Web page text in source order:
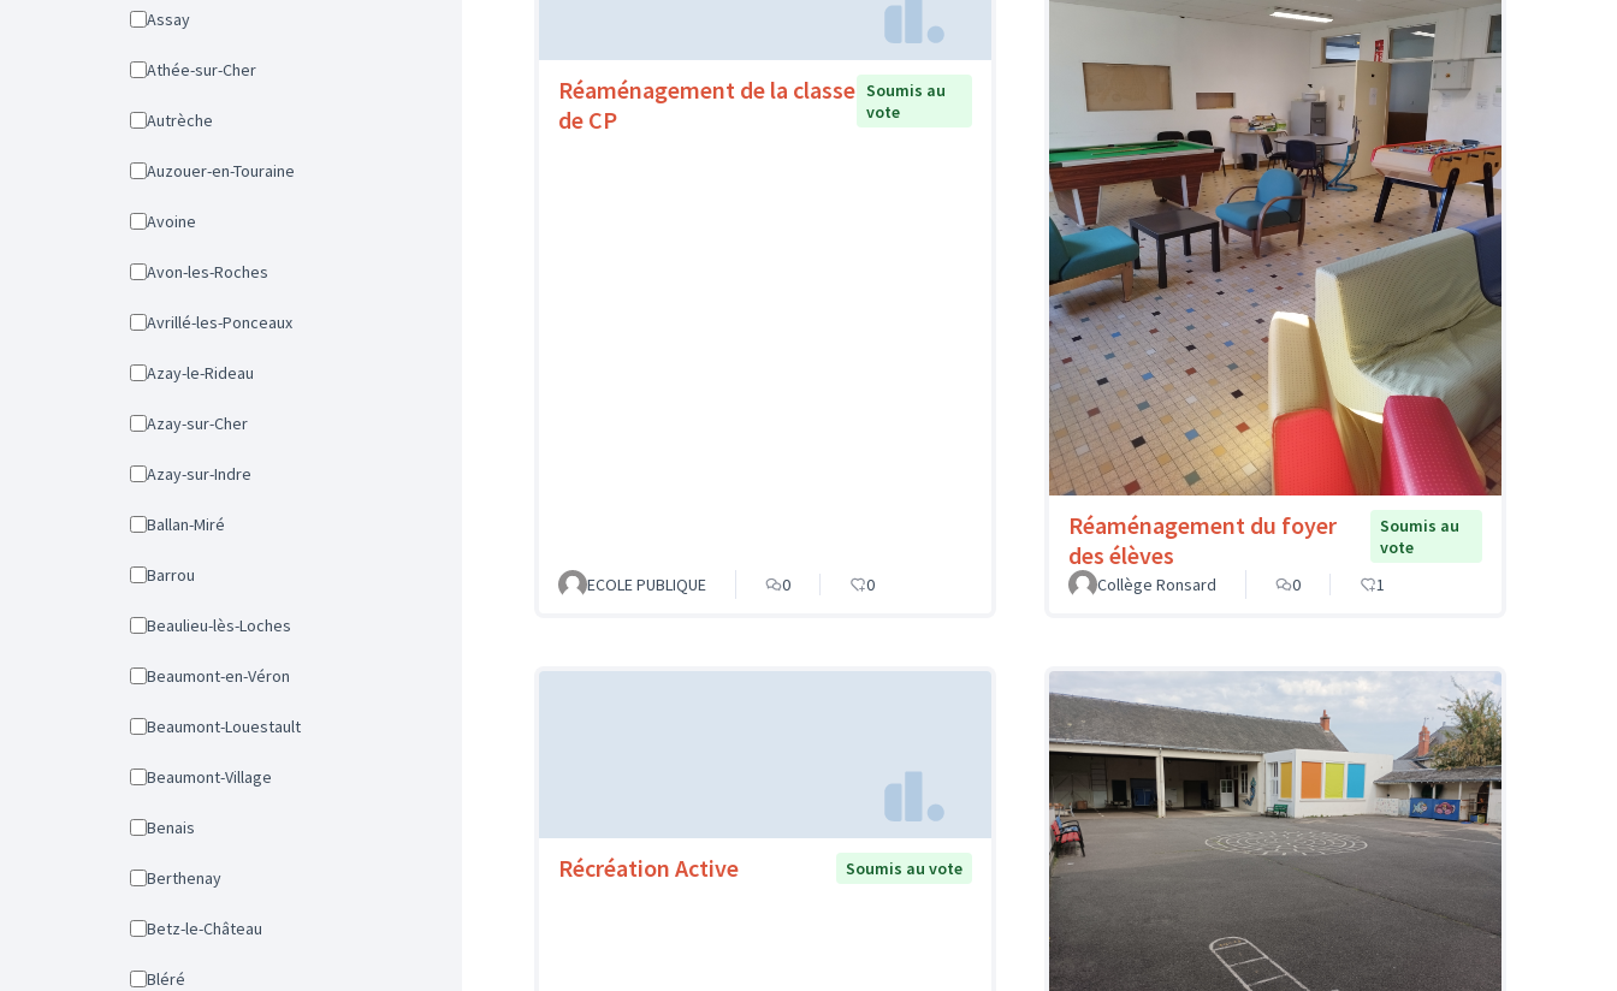
Assay
Athée-sur-Cher
Autrèche
Auzouer-en-Touraine
Avoine
Avon-les-Roches
Avrillé-les-Ponceaux
Azay-le-Rideau
Azay-sur-Cher
Azay-sur-Indre
Ballan-Miré
Barrou
Beaulieu-lès-Loches
Beaumont-en-Véron
Beaumont-Louestault
Beaumont-Village
Benais
Berthenay
Betz-le-Château
Bléré
Réaménagement de la classe
de CP
Soumis au
vote
ECOLE PUBLIQUE 0 0
Réaménagement du foyer
des élèves
Soumis au
vote
Collège Ronsard
0 1
Récréation Active Soumis au vote